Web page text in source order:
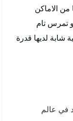
من الاماكن
و تمرس تام
شابة لديها قدرة
في عالم